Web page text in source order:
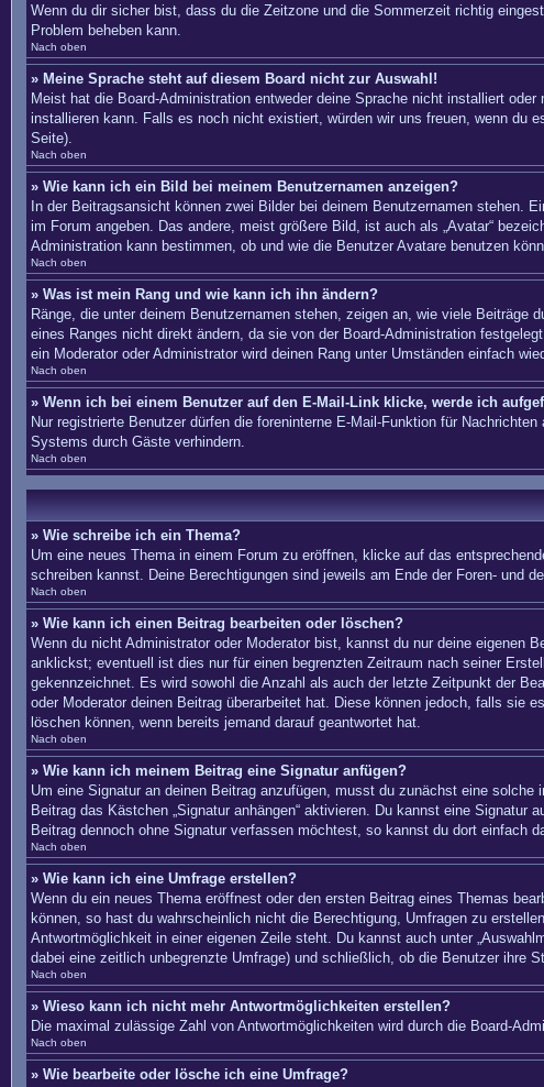
Wenn du dir sicher bist, dass du die Zeitzone und die Sommerzeit richtig
Problem beheben kann.
Nach oben
» Meine Sprache steht auf diesem Board nicht zur Auswahl!
Meist hat die Board-Administration entweder deine Sprache nicht installiert
installieren kann. Falls es noch nicht existiert, würden wir uns freuen, wenn du
Seite).
Nach oben
» Wie kann ich ein Bild bei meinem Benutzernamen anzeigen?
In der Beitragsansicht können zwei Bilder bei deinem Benutzernamen
im Forum angeben. Das andere, meist größere Bild, ist auch als „Avatar“
Administration kann bestimmen, ob und wie die Benutzer Avatare benutzen
Nach oben
» Was ist mein Rang und wie kann ich ihn ändern?
Ränge, die unter deinem Benutzernamen stehen, zeigen an, wie viele
eines Ranges nicht direkt ändern, da sie von der Board-Administration
ein Moderator oder Administrator wird deinen Rang unter Umständen einfach
Nach oben
» Wenn ich bei einem Benutzer auf den E-Mail-Link klicke, werde ich
Nur registrierte Benutzer dürfen die foreninterne E-Mail-Funktion für
Systems durch Gäste verhindern.
Nach oben
» Wie schreibe ich ein Thema?
Um eine neues Thema in einem Forum zu eröffnen, klicke auf das
schreiben kannst. Deine Berechtigungen sind jeweils am Ende der Foren- und
Nach oben
» Wie kann ich einen Beitrag bearbeiten oder löschen?
Wenn du nicht Administrator oder Moderator bist, kannst du nur deine eigenen
anklickst; eventuell ist dies nur für einen begrenzten Zeitraum nach seiner
gekennzeichnet. Es wird sowohl die Anzahl als auch der letzte Zeitpunkt der
oder Moderator deinen Beitrag überarbeitet hat. Diese können jedoch, falls sie
löschen können, wenn bereits jemand darauf geantwortet hat.
Nach oben
» Wie kann ich meinem Beitrag eine Signatur anfügen?
Um eine Signatur an deinen Beitrag anzufügen, musst du zunächst eine
Beitrag das Kästchen „Signatur anhängen“ aktivieren. Du kannst eine
Beitrag dennoch ohne Signatur verfassen möchtest, so kannst du dort einfach
Nach oben
» Wie kann ich eine Umfrage erstellen?
Wenn du ein neues Thema eröffnest oder den ersten Beitrag eines Themas
können, so hast du wahrscheinlich nicht die Berechtigung, Umfragen zu
Antwortmöglichkeit in einer eigenen Zeile steht. Du kannst auch unter
dabei eine zeitlich unbegrenzte Umfrage) und schließlich, ob die Benutzer ihre
Nach oben
» Wieso kann ich nicht mehr Antwortmöglichkeiten erstellen?
Die maximal zulässige Zahl von Antwortmöglichkeiten wird durch die Board-
Nach oben
» Wie bearbeite oder lösche ich eine Umfrage?